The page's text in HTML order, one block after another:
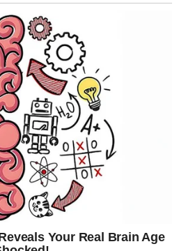
– teško zarastaju zbog
– posljedica je smanjenog
i kisika u folikule dlake.
znak smanjenog dotoka krvi i
– rezultat loše
kod muškaraca– može biti